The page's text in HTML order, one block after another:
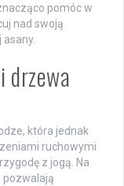
pomóc w
nad swoją
drzewa
która jednak
ruchowymi
z jogą. Na
pozwalają